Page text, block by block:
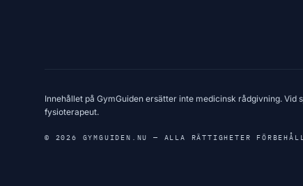
Innehållet på GymGuiden ersätter inte medicinsk rådgivning.
fysioterapeut.
© 2026 GYMGUIDEN.NU — ALLA RÄTTIGHETER